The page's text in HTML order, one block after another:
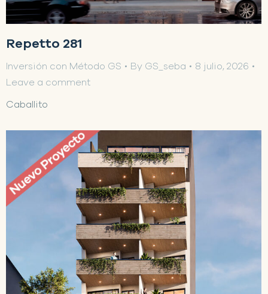
Repetto 281
Inversión con Método GS By GS_seba
8 julio, 2026
Leave a comment
Caballito